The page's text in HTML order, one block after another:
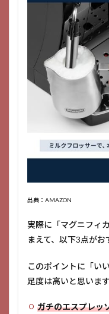
出典：AMAZON
実際に「マグニフィ
まえて、以下3点がお
このポイントに「い
足度は高いと思います
ガチのエスプレッ